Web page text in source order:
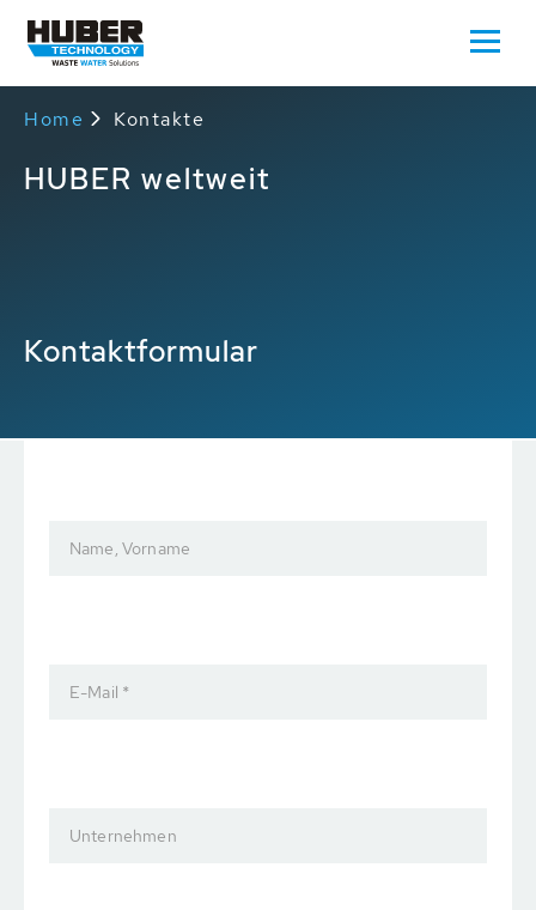
Home Kontakte
HUBER weltweit
Kontaktformular
Name, Vorname
E-Mail *
Unternehmen